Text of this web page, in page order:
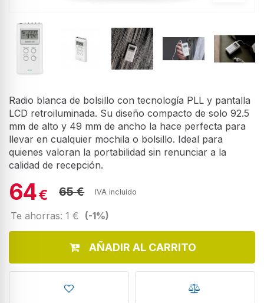
Radio blanca de bolsillo con tecnología PLL y pantalla
LCD retroiluminada. Su diseño compacto de solo 92.5
mm de alto y 49 mm de ancho la hace perfecta para
llevar en cualquier mochila o bolsillo. Ideal para
quienes valoran la portabilidad sin renunciar a la
calidad de recepción.
64€ 65 € IVA incluido
Te ahorras: 1 € (-1%)
AÑADIR AL CARRITO